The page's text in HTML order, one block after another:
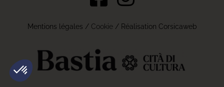
Mentions légales / Cookie/ Réalisation Corsicaweb